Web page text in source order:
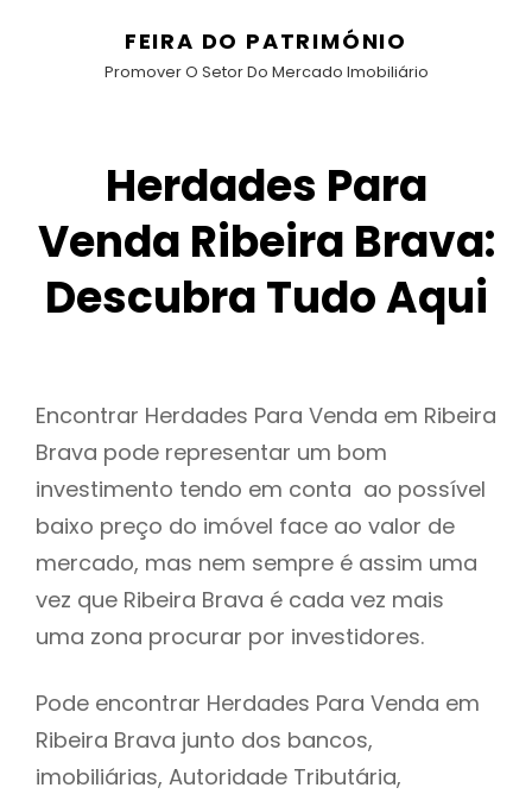
FEIRA DO PATRIMÓNIO
Promover O Setor Do Mercado Imobiliário
Herdades Para
Venda Ribeira Brava:
Descubra Tudo Aqui
Encontrar Herdades Para Venda em Ribeira
Brava pode representar um bom
investimento tendo em conta ao possível
baixo preço do imóvel face ao valor de
mercado, mas nem sempre é assim uma
vez que Ribeira Brava é cada vez mais
uma zona procurar por investidores.
Pode encontrar Herdades Para Venda em
Ribeira Brava junto dos bancos,
imobiliárias, Autoridade Tributária,